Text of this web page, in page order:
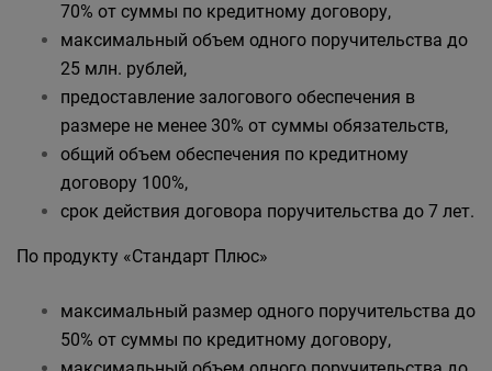
70% от суммы по кредитному договору,
максимальный объем одного поручительства до
25 млн. рублей,
предоставление залогового обеспечения в
размере не менее 30% от суммы обязательств,
общий объем обеспечения по кредитному
договору 100%,
срок действия договора поручительства до 7 лет.
По продукту «Стандарт Плюс»
максимальный размер одного поручительства до
50% от суммы по кредитному договору,